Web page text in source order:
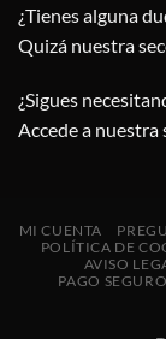
¿Tienes alguna
Quizá nuestra
¿Sigues
Accede a nuestra
MI CUENTA
POLÍTICA DE
AVISO
PAGO SEGURO